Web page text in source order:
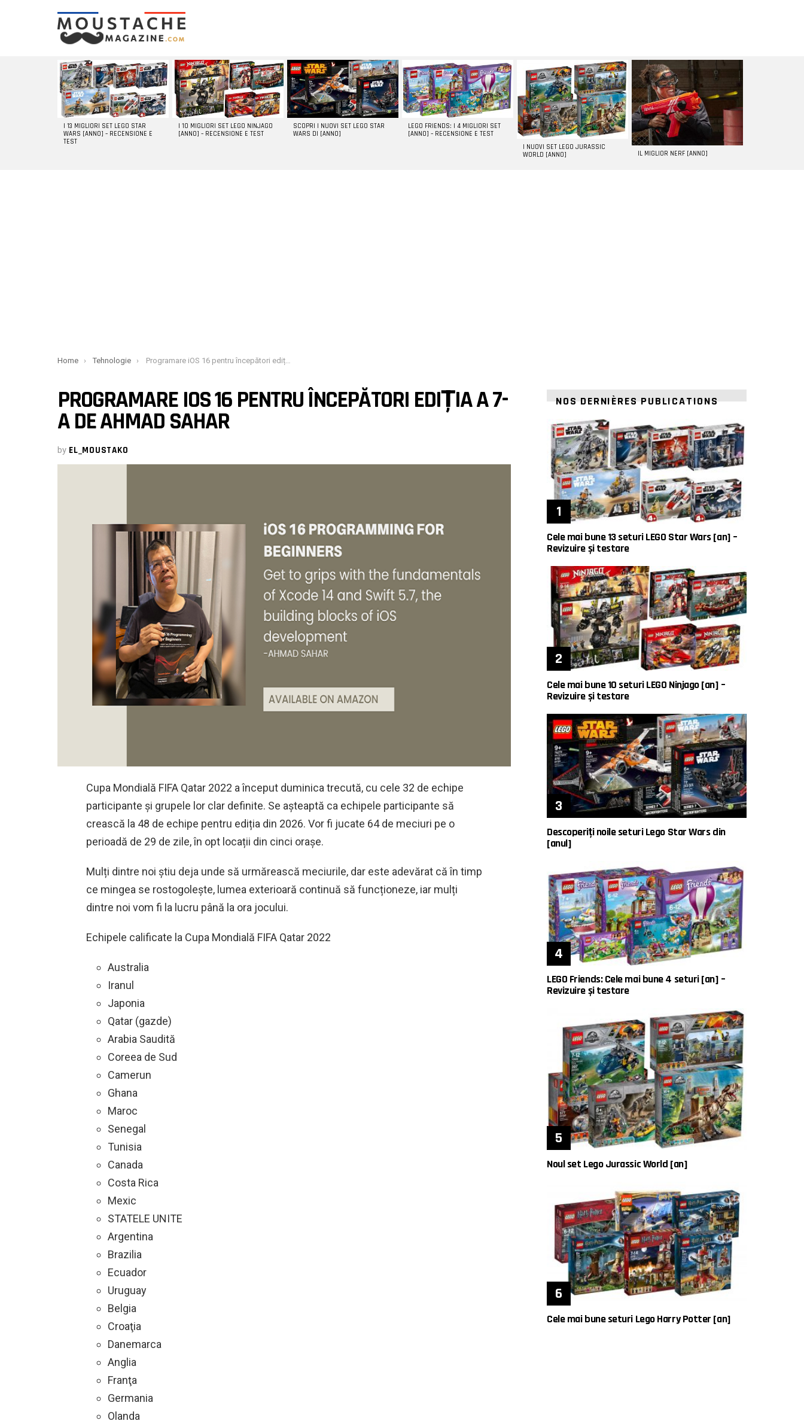
LATEST
STORIES
I 13 MIGLIORI SET LEGO STAR
WARS [ANNO] – RECENSIONE E
TEST
I 10 MIGLIORI SET LEGO NINJAGO
[ANNO] – RECENSIONE E TEST
SCOPRI I NUOVI SET LEGO STAR
WARS DI [ANNO]
LEGO FRIENDS: I 4 MIGLIORI SET
[ANNO] – RECENSIONE E TEST
I NUOVI SET LEGO JURASSIC
WORLD [ANNO]
IL MIGLIOR NERF [ANNO]
You are here:
Home Tehnologie Programare iOS 16 pentru începători ediția a 7-a de Ahmad Sahar
PROGRAMARE IOS 16 PENTRU ÎNCEPĂTORI EDIȚIA A 7-
A DE AHMAD SAHAR
by EL_MOUSTAKO
Cupa Mondială FIFA Qatar 2022 a început duminica trecută, cu cele 32 de echipe
participante și grupele lor clar definite. Se așteaptă ca echipele participante să
crească la 48 de echipe pentru ediția din 2026. Vor fi jucate 64 de meciuri pe o
perioadă de 29 de zile, în opt locații din cinci orașe.
Mulți dintre noi știu deja unde să urmărească meciurile, dar este adevărat că în timp
ce mingea se rostogolește, lumea exterioară continuă să funcționeze, iar mulți
dintre noi vom fi la lucru până la ora jocului.
Echipele calificate la Cupa Mondială FIFA Qatar 2022
Australia
Iranul
Japonia
Qatar (gazde)
Arabia Saudită
Coreea de Sud
Camerun
Ghana
Maroc
Senegal
Tunisia
Canada
Costa Rica
Mexic
STATELE UNITE
Argentina
Brazilia
Ecuador
Uruguay
Belgia
Croaţia
Danemarca
Anglia
Franţa
Germania
Olanda
NOS DERNIÈRES PUBLICATIONS
Cele mai bune 13 seturi LEGO Star Wars [an] –
Revizuire și testare
Cele mai bune 10 seturi LEGO Ninjago [an] –
Revizuire și testare
Descoperiți noile seturi Lego Star Wars din
[anul]
LEGO Friends: Cele mai bune 4 seturi [an] –
Revizuire și testare
Noul set Lego Jurassic World [an]
Cele mai bune seturi Lego Harry Potter [an]